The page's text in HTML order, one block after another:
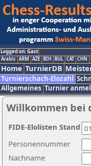
Logged on: Gast
Arabic ARM AZE BIH BUL CAT CHN
Home TurnierDB
Turnierschach-Elozahl
Allgemeines Turnier
Willkommen bei
Nachname
Personennummer
FIDE-Elolisten Stand